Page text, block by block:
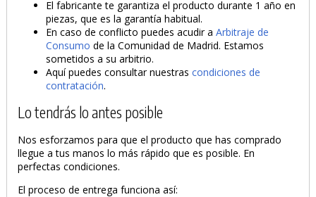
El fabricante te garantiza el producto durante 1 año en
piezas, que es la garantía habitual.
En caso de conflicto puedes acudir aArbitraje de
Consumo de la Comunidad de Madrid. Estamos
sometidos a su arbitrio.
Aquí puedes consultar nuestrascondiciones de
contratación.
Lo tendrás lo antes posible
Nos esforzamos para que el producto que has comprado
llegue a tus manos lo más rápido que es posible. En
perfectas condiciones.
El proceso de entrega funciona así: